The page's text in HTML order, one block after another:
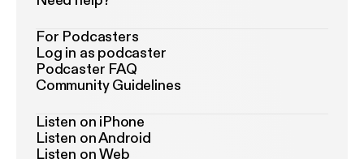
For Podcasters
Log in as podcaster
Podcaster FAQ
Community Guidelines
Listen on iPhone
Listen on Android
Listen on Web